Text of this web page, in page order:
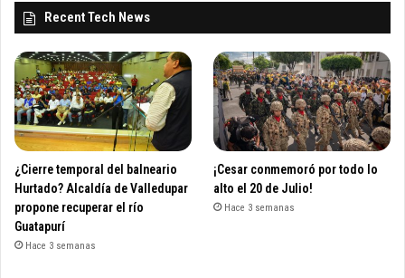
Recent Tech News
¿Cierre temporal del balneario
Hurtado? Alcaldía de Valledupar
propone recuperar el río
Guatapurí
Hace 3 semanas
¡Cesar conmemoró por todo lo
alto el 20 de Julio!
Hace 3 semanas